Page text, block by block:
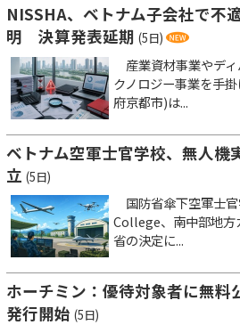
NISSHA、ベトナム子会社で不
明 決算発表延期 (5日)
産業資材事業やデ
クノロジー事業を手
府京都市)は...
ベトナム空軍士官学校、無人機
立 (5日)
国防省傘下空軍士
College、南中部地方
省の決定に...
ホーチミン：優待対象者に無料
発行開始 (5日)